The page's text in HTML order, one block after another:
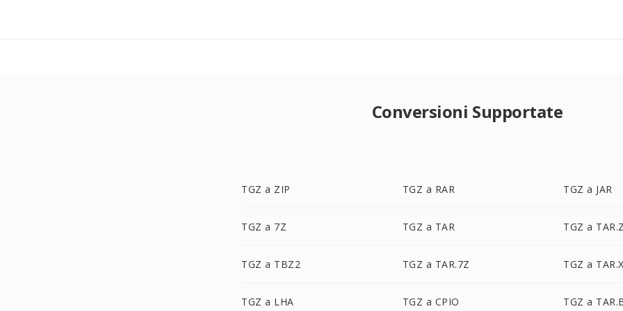
Conversioni Supportate
TGZ a ZIP TGZ a RAR TGZ a JAR
TGZ a 7Z TGZ a TAR TGZ a TAR.Z
TGZ a TBZ2 TGZ a TAR.7Z TGZ a
TGZ a LHA TGZ a CPIO TGZ a